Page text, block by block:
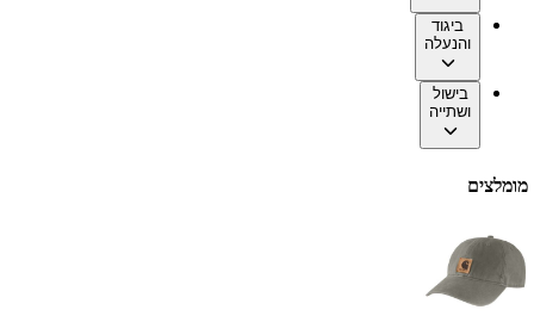
ביגוד
והנעלה
בישול
ושתייה
מומלצים